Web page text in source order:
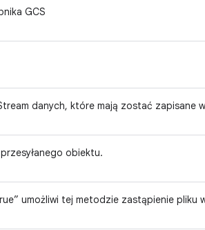
GCS
danych, które mają zostać zapisane
obiektu.
umożliwi tej metodzie zastąpienie pliku